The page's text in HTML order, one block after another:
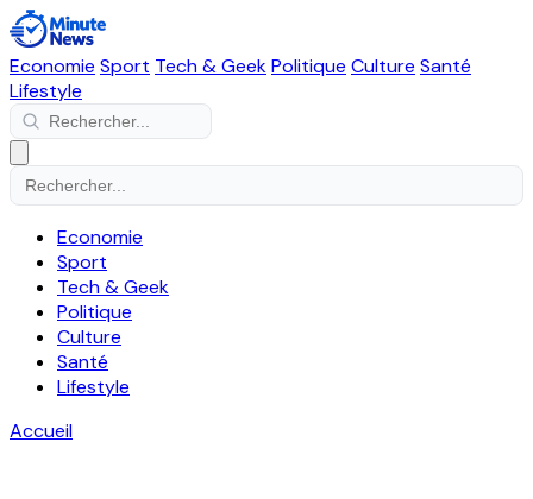
Economie Sport Tech & GeekPolitique Culture Santé
Lifestyle
Economie
Sport
Tech & Geek
Politique
Culture
Santé
Lifestyle
Accueil